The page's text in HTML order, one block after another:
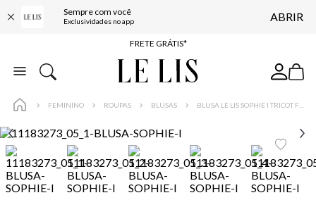
Sempre com você
Exclusividades no app ABRIR
ENTREGA EXPRESSA*
FRETE GRÁTIS*
BAIXE O APP
FEMININO ROUPAS BLUSAS